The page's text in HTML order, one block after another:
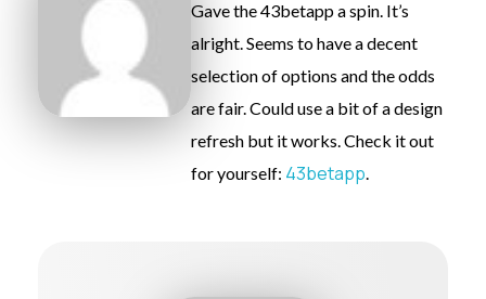
Gave the 43betapp a spin. It’s
alright. Seems to have a decent
selection of options and the odds
are fair. Could use a bit of a design
refresh but it works. Check it out
for yourself: 43betapp.